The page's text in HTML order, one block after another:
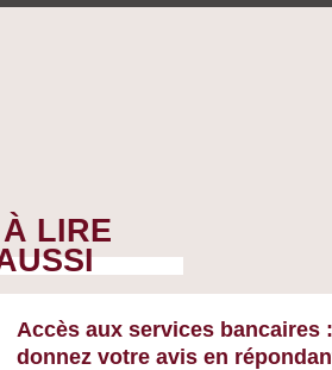
LIRE
Accès aux services bancaires :
donnez votre avis en